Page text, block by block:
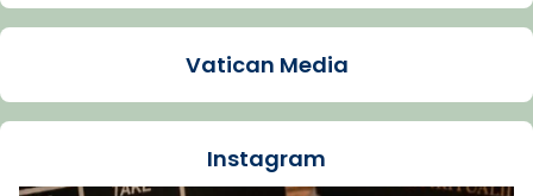
Arquebisbat de Barcelona
La Carmina va patir depressió. Fa gairebé
dos mesos, a l'Estadi Lluís Companys, la
Vatican Media
Instagram